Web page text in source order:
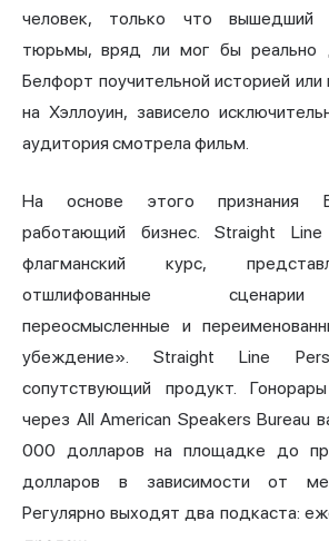
человек, только что вышедший
тюрьмы, вряд ли мог бы реально
Белфорт поучительной историей
на Хэллоуин, зависело
аудитория смотрела фильм.
На основе этого признания
работающий бизнес. Straight
флагманский курс,
отшлифованные
переосмысленные и
убеждение». Straight Line
сопутствующий продукт.
через All American Speakers Bureau
000 долларов на площадке до
долларов в зависимости от
Регулярно выходят два подкаста: